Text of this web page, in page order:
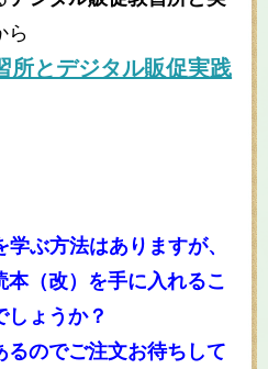
ら
所とデジタル販促実践
ぶ方法はありますが、
本（改）を手に入れるこ
しょうか？
るのでご注文お待ちして